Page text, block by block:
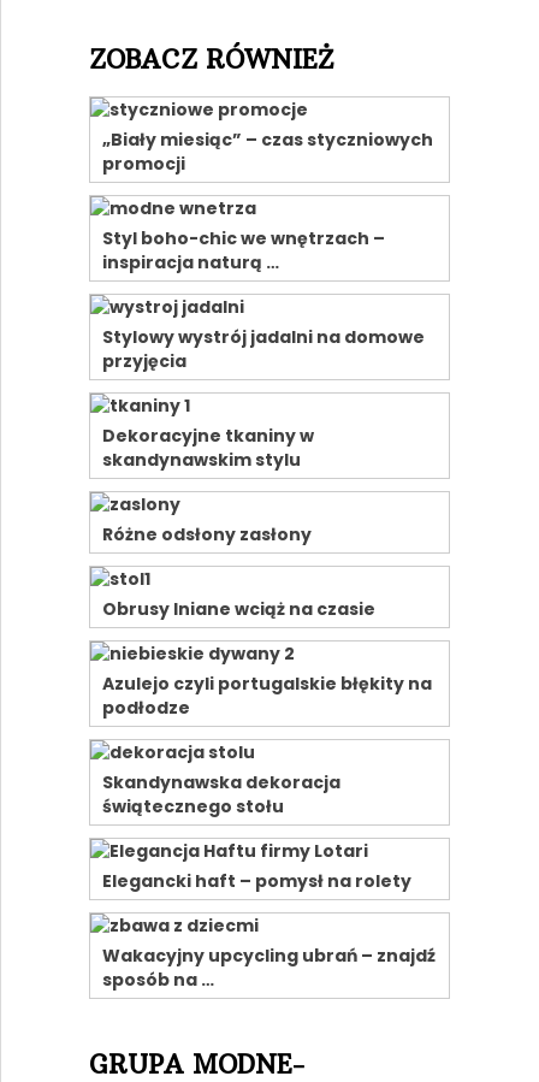
ZOBACZ RÓWNIEŻ
„Biały miesiąc” – czas styczniowych
promocji
Styl boho-chic we wnętrzach –
inspiracja naturą …
Stylowy wystrój jadalni na domowe
przyjęcia
Dekoracyjne tkaniny w
skandynawskim stylu
Różne odsłony zasłony
Obrusy lniane wciąż na czasie
Azulejo czyli portugalskie błękity na
podłodze
Skandynawska dekoracja
świątecznego stołu
Elegancki haft – pomysł na rolety
Wakacyjny upcycling ubrań – znajdź
sposób na …
GRUPA MODNE-